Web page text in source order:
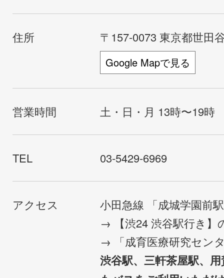
住所 〒157-0073 東京都世田
Google Mapで見る
営業時間 土・日・月 13時〜19時
TEL 03-5429-6969
アクセス
小田急線 「成城学園前
→ 【渋24 渋谷駅行き】
→ 「成育医療研究セン
渋谷駅、三軒茶屋駅、